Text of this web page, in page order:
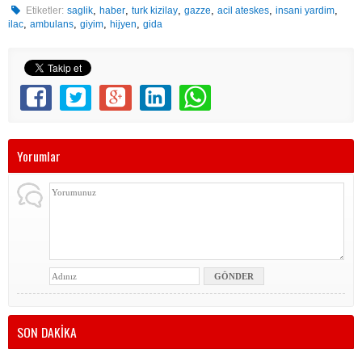
Etiketler: saglik,haber,turk kizilay,gazze,acil ateskes,insani yardim,
ilac, ambulans, giyim, hijyen, gida
Yorumlar
SON DAKİKA